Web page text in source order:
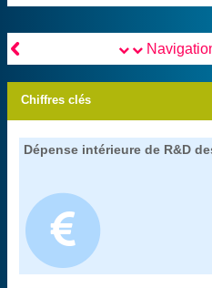

Chiffres clés
Dépense intérieure de R&D
29. les dépenses de